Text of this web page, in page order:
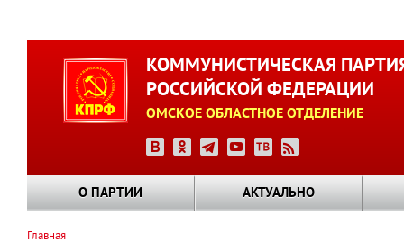
КОММУНИСТИЧЕСКАЯ
РОССИЙСКОЙ ФЕДЕРАЦИИ
ОМСКОЕ ОБЛАСТНОЕ ОТДЕЛЕНИЕ
О ПАРТИИ АКТУАЛЬНО
Главная